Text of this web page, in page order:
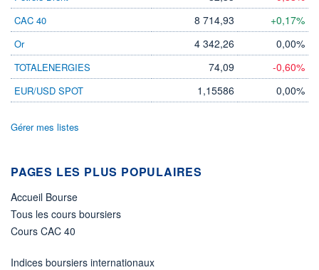
CAC 40 8 714,93 +0,17%
Or 4 342,26 0,00%
TOTALENERGIES 74,09 -0,60%
EUR/USD SPOT 1,15586 0,00%
Gérer mes listes
PAGES LES PLUS POPULAIRES
Accueil Bourse
Tous les cours boursiers
Cours CAC 40
Indices boursiers internationaux